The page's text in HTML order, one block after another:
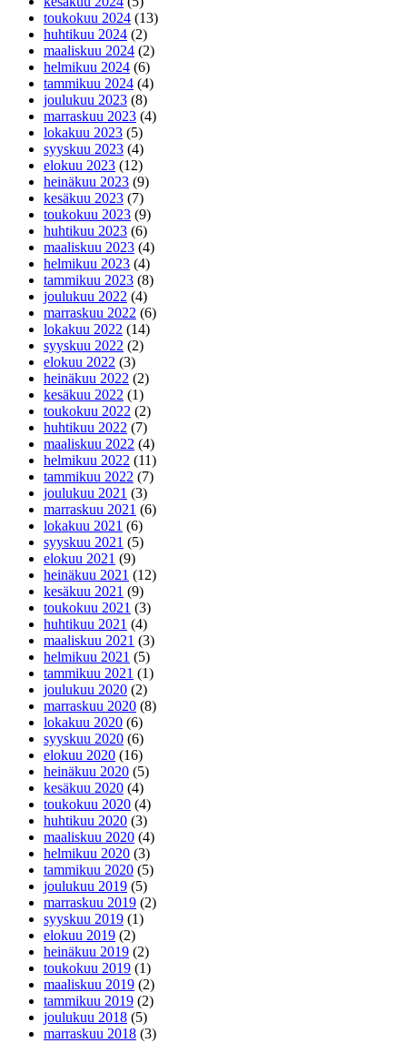
toukokuu 2024 (13)
huhtikuu 2024 (2)
maaliskuu 2024 (2)
helmikuu 2024 (6)
tammikuu 2024 (4)
joulukuu 2023 (8)
marraskuu 2023 (4)
lokakuu 2023 (5)
syyskuu 2023 (4)
elokuu 2023 (12)
heinäkuu 2023 (9)
kesäkuu 2023 (7)
toukokuu 2023 (9)
huhtikuu 2023 (6)
maaliskuu 2023 (4)
helmikuu 2023 (4)
tammikuu 2023 (8)
joulukuu 2022 (4)
marraskuu 2022 (6)
lokakuu 2022 (14)
syyskuu 2022 (2)
elokuu 2022 (3)
heinäkuu 2022 (2)
kesäkuu 2022 (1)
toukokuu 2022 (2)
huhtikuu 2022 (7)
maaliskuu 2022 (4)
helmikuu 2022 (11)
tammikuu 2022 (7)
joulukuu 2021 (3)
marraskuu 2021 (6)
lokakuu 2021 (6)
syyskuu 2021 (5)
elokuu 2021 (9)
heinäkuu 2021 (12)
kesäkuu 2021 (9)
toukokuu 2021 (3)
huhtikuu 2021 (4)
maaliskuu 2021 (3)
helmikuu 2021 (5)
tammikuu 2021 (1)
joulukuu 2020 (2)
marraskuu 2020 (8)
lokakuu 2020 (6)
syyskuu 2020 (6)
elokuu 2020 (16)
heinäkuu 2020 (5)
kesäkuu 2020 (4)
toukokuu 2020 (4)
huhtikuu 2020 (3)
maaliskuu 2020 (4)
helmikuu 2020 (3)
tammikuu 2020 (5)
joulukuu 2019 (5)
marraskuu 2019 (2)
syyskuu 2019 (1)
elokuu 2019 (2)
heinäkuu 2019 (2)
toukokuu 2019 (1)
maaliskuu 2019 (2)
tammikuu 2019 (2)
joulukuu 2018 (5)
marraskuu 2018 (3)